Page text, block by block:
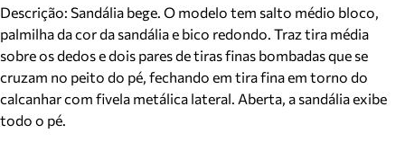
Descrição: Sandália bege. O modelo tem salto médio bloco,
palmilha da cor da sandália e bico redondo. Traz tira média
sobre os dedos e dois pares de tiras finas bombadas que se
cruzam no peito do pé, fechando em tira fina em torno do
calcanhar com fivela metálica lateral. Aberta, a sandália exibe
todo o pé.